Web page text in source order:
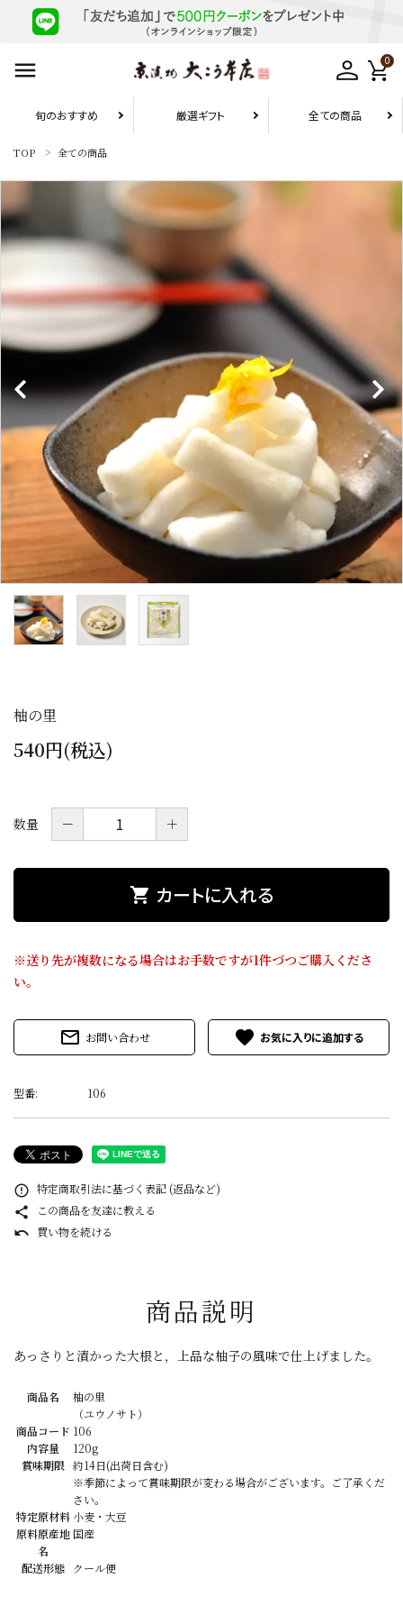
0
旬のおすすめ 厳選ギフト 全ての商品
10,800円（税込）以上の配送で
送料無料
search
旬のおすすめ
厳選ギフト
お試しセット
カテゴリーから探す
全ての商品
浅漬のお漬物
しば漬などの京つけもの（日持ち商品）
筍・沢庵・奈良漬（日持ち商品）
価格から探す
目的から探す
お電話でのご注文
FAXでのご注文
meeting_room ログイン person
TOP 全ての商品
柚の里
540円(税込)
数量 － ＋
shopping_cart カートに入れる
※送り先が複数になる場合はお手数ですが1件づつご購入くださ
い。
mail_outline お問い合わせ favorite
型番: 106
error_outline 特定商取引法に基づく表記 (返品など)
share この商品を友達に教える
undo 買い物を続ける
商品説明
あっさりと漬かった大根と，上品な柚子の風味で仕上げました。
商品名
柚の里
（ユウノサト）
商品コード 106
内容量
120g
賞味期限 約14日(出荷日含む)
※季節によって賞味期限が変わる場合がございます。ご了承くだ
さい。
特定原材料 小麦・大豆
原料原産地
名
国産
配送形態 クール便